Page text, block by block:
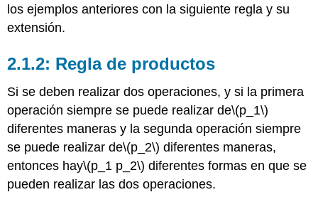
los ejemplos anteriores con la siguiente regla y su
extensión.
Regla de productos
Si se deben realizar dos operaciones, y si la primera
operación siempre se puede realizar de\(p_1\)
diferentes maneras y la segunda operación siempre
se puede realizar de\(p_2\) diferentes maneras,
entonces hay\(p_1 p_2\) diferentes formas en que se
pueden realizar las dos operaciones.